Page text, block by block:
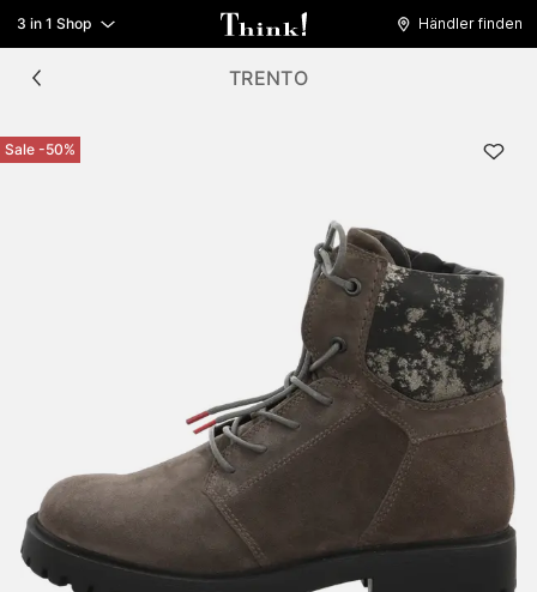
3 in 1 Shop Händler finden
TRENTO
Sale -50%